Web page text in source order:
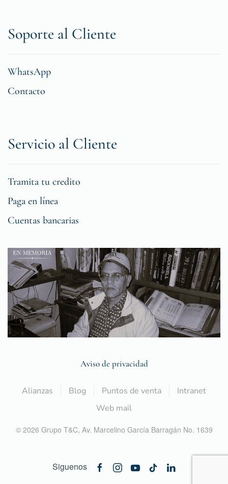
Soporte al Cliente
WhatsApp
Contacto
Servicio al Cliente
Tramita tu credito
Paga en línea
Cuentas bancarias
Aviso de privacidad
Alianzas Blog Puntos de venta
Intranet
Web mail
© 2026 Grupo T&C, Av. Marcelino García Barragán No. 1639
Siguenos